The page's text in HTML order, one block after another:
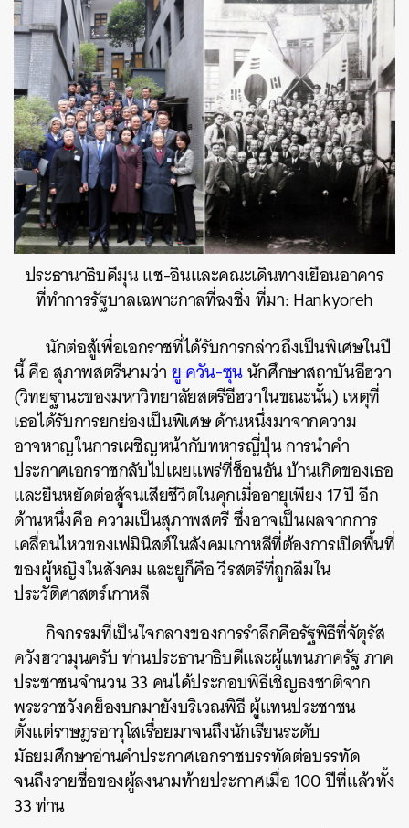
ประธานาธิบดีมุน แช-อินและคณะเดินทางเยือนอาคาร
ที่ทำการรัฐบาลเฉพาะกาลที่ฉงชิ่ง ที่มา: Hankyoreh
นักต่อสู้เพื่อเอกราชที่ได้รับการกล่าวถึงเป็นพิเศษในปี
นี้ คือ สุภาพสตรีนามว่ายู ควัน-ซุนนักศึกษาสถาบันอีฮวา
(วิทยฐานะของมหาวิทยาลัยสตรีอีฮวาในขณะนั้น) เหตุที่
เธอได้รับการยกย่องเป็นพิเศษ ด้านหนึ่งมาจากความ
อาจหาญในการเผชิญหน้ากับทหารญี่ปุ่น การนำคำ
ประกาศเอกราชกลับไปเผยแพร่ที่ช็อนอัน บ้านเกิดของเธอ
และยืนหยัดต่อสู้จนเสียชีวิตในคุกเมื่ออายุเพียง 17 ปี อีก
ด้านหนึ่งคือ ความเป็นสุภาพสตรี ซึ่งอาจเป็นผลจากการ
เคลื่อนไหวของเฟมินิสต์ในสังคมเกาหลีที่ต้องการเปิดพื้นที่
ของผู้หญิงในสังคม และยูก็คือ วีรสตรีที่ถูกลืมใน
ประวัติศาสตร์เกาหลี
กิจกรรมที่เป็นใจกลางของการรำลึกคือรัฐพิธีที่จัตุรัส
ควังฮวามุนครับ ท่านประธานาธิบดีและผู้แทนภาครัฐ ภาค
ประชาชนจำนวน 33 คนได้ประกอบพิธีเชิญธงชาติจาก
พระราชวังคย็องบกมายังบริเวณพิธี ผู้แทนประชาชน
ตั้งแต่ราษฎรอาวุโสเรื่อยมาจนถึงนักเรียนระดับ
มัธยมศึกษาอ่านคำประกาศเอกราชบรรทัดต่อบรรทัด
จนถึงรายชื่อของผู้ลงนามท้ายประกาศเมื่อ 100 ปีที่แล้วทั้ง
33 ท่าน
SHARE TWEET LINE EMAIL